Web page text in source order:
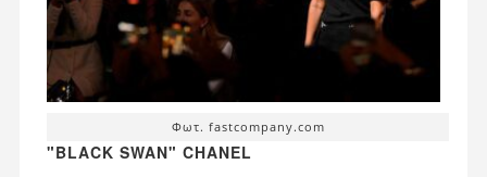
Φωτ. fastcompany.com
"BLACK SWAN" CHANEL